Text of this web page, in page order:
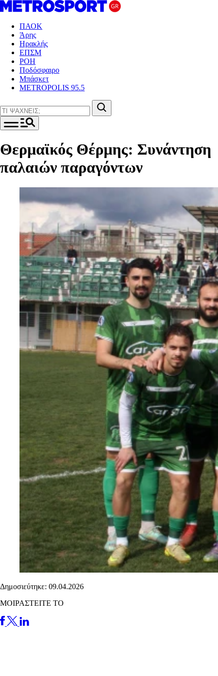
ΠΑΟΚ
Άρης
Ηρακλής
ΕΠΣΜ
ΡΟΗ
Ποδόσφαιρο
Μπάσκετ
METROPOLIS 95.5
Θερμαϊκός Θέρμης: Συνάντηση
παλαιών παραγόντων
Δημοσιεύτηκε: 09.04.2026
ΜΟΙΡΑΣΤΕΙΤΕ ΤΟ